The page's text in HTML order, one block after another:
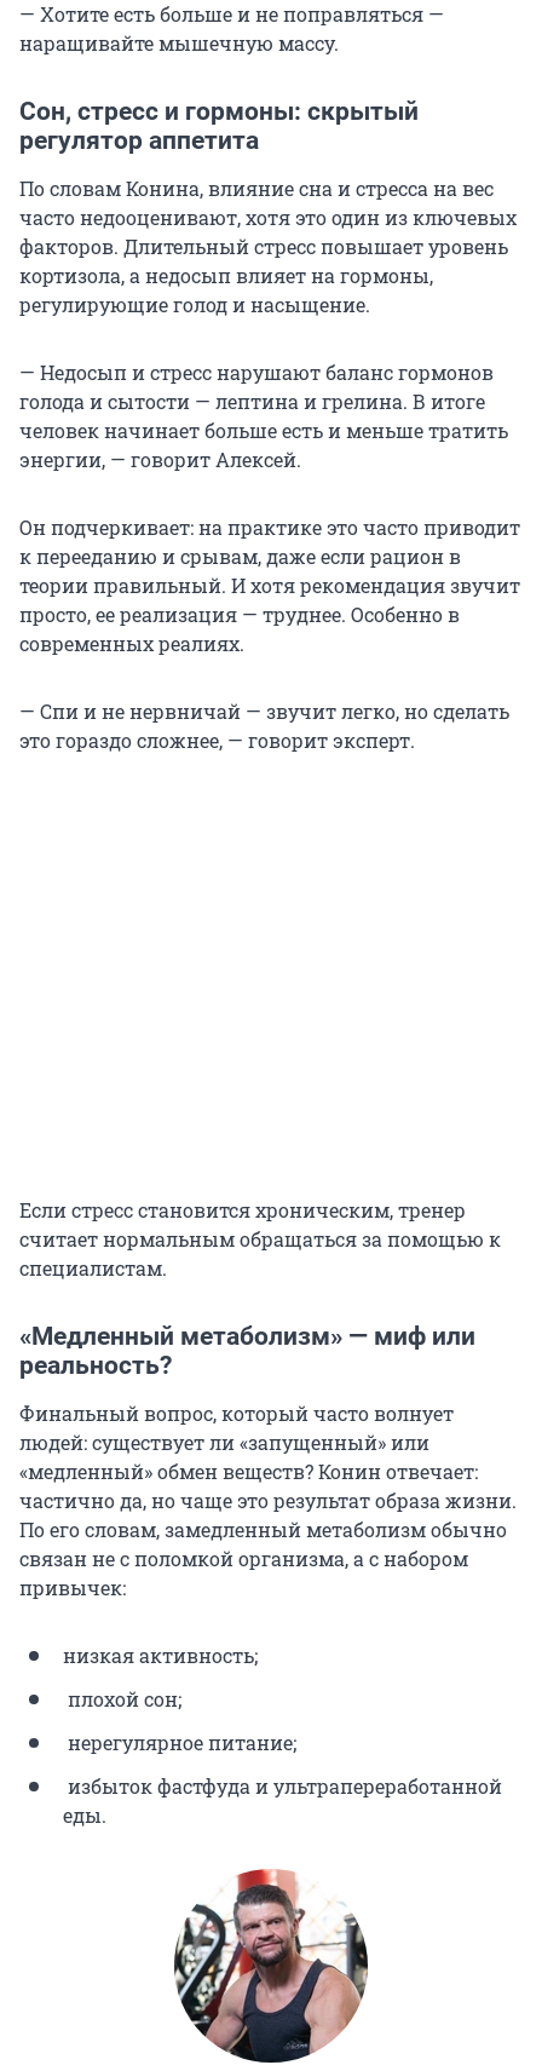
— Хотите есть больше и не поправляться —
наращивайте мышечную массу.
Сон, стресс и гормоны: скрытый
регулятор аппетита
По словам Конина, влияние сна и стресса на вес
часто недооценивают, хотя это один из ключевых
факторов. Длительный стресс повышает уровень
кортизола, а недосып влияет на гормоны,
регулирующие голод и насыщение.
— Недосып и стресс нарушают баланс гормонов
голода и сытости — лептина и грелина. В итоге
человек начинает больше есть и меньше тратить
энергии, — говорит Алексей.
Он подчеркивает: на практике это часто приводит
к перееданию и срывам, даже если рацион в
теории правильный. И хотя рекомендация звучит
просто, ее реализация — труднее. Особенно в
современных реалиях.
— Спи и не нервничай — звучит легко, но сделать
это гораздо сложнее, — говорит эксперт.
Если стресс становится хроническим, тренер
считает нормальным обращаться за помощью к
специалистам.
«Медленный метаболизм» — миф или
реальность?
Финальный вопрос, который часто волнует
людей: существует ли «запущенный» или
«медленный» обмен веществ? Конин отвечает:
частично да, но чаще это результат образа жизни.
По его словам, замедленный метаболизм обычно
связан не с поломкой организма, а с набором
привычек:
низкая активность;
плохой сон;
нерегулярное питание;
избыток фастфуда и ультрапереработанной
еды.